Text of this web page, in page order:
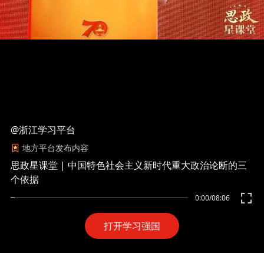
打开学习强国
0:00/08:06
@浙江学习平台
地方平台发布内容
思政星课堂 | 中国特色社会主义新时代重大政治论断的三
个依据